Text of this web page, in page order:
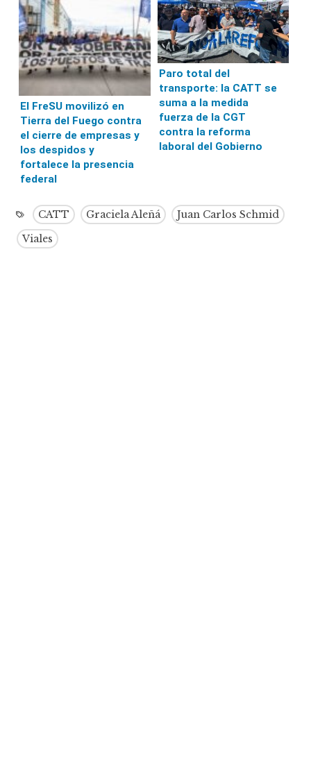
El FreSU movilizó en
Tierra del Fuego contra
el cierre de empresas y
los despidos y
fortalece la presencia
federal
Paro total del
transporte: la CATT se
suma a la medida
fuerza de la CGT
contra la reforma
laboral del Gobierno
CATT Graciela Aleñá
Juan Carlos Schmid
Viales